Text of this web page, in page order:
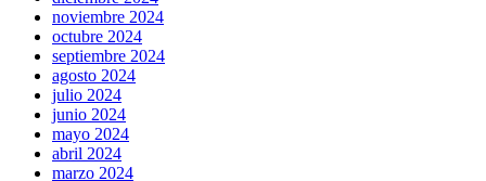
noviembre 2024
octubre 2024
septiembre 2024
agosto 2024
julio 2024
junio 2024
mayo 2024
abril 2024
marzo 2024